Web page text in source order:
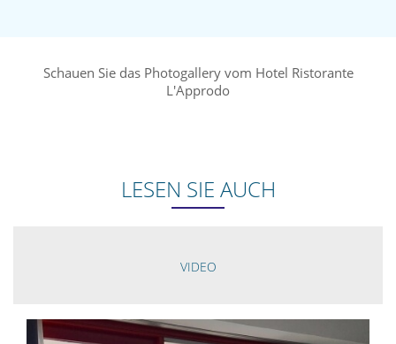
Schauen Sie das Photogallery vom Hotel Ristorante
L'Approdo
LESEN SIE AUCH
VIDEO